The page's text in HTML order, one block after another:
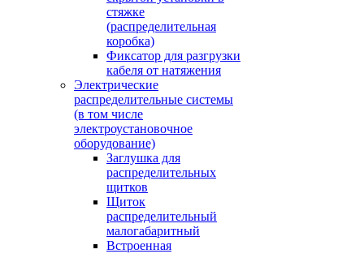
стяжке
(распределительная
коробка)
Фиксатор для разгрузки
кабеля от натяжения
Электрические
распределительные системы
(в том числе
электроустановочное
оборудование)
Заглушка для
распределительных
щитков
Щиток
распределительный
малогабаритный
Встроенная